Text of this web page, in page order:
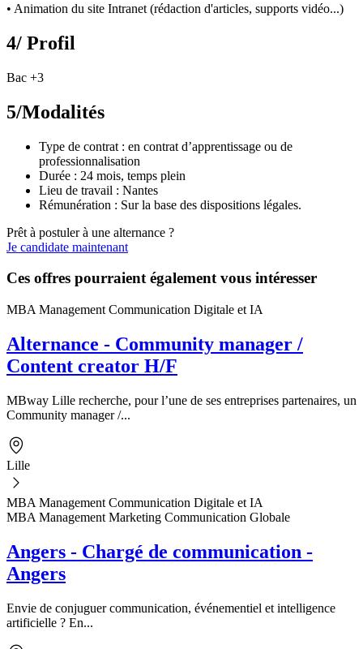
• Animation du site Intranet (rédaction d'articles, supports vidéo...)
4/ Profil
Bac +3
5/Modalités
Type de contrat : en contrat d’apprentissage ou de
professionnalisation
Durée : 24 mois, temps plein
Lieu de travail : Nantes
Rémunération : Sur la base des dispositions légales.
Prêt à postuler à une alternance ?
Je candidate maintenant
Ces offres pourraient également vous intéresser
MBA Management Communication Digitale et IA
Alternance - Community manager /
Content creator H/F
MBway Lille recherche, pour l’une de ses entreprises partenaires, un
Community manager /...
Lille
MBA Management Communication Digitale et IA
MBA Management Marketing Communication Globale
Angers - Chargé de communication -
Angers
Envie de conjuguer communication, événementiel et intelligence
artificielle ? En...